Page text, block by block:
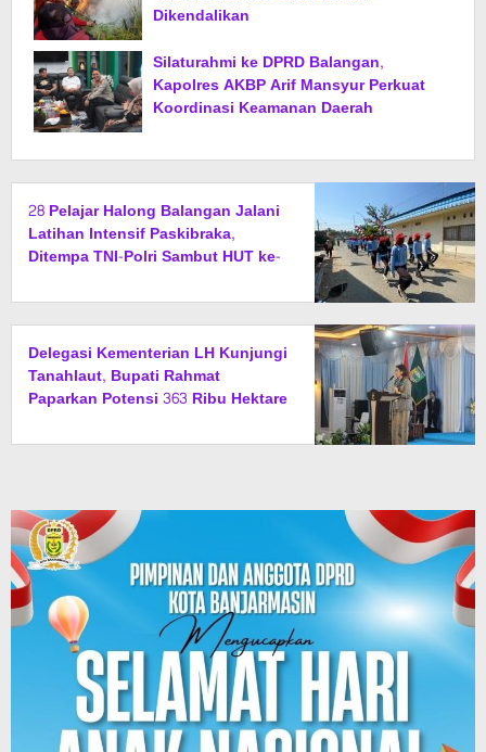
Dikendalikan
Silaturahmi ke DPRD Balangan,
Kapolres AKBP Arif Mansyur Perkuat
Koordinasi Keamanan Daerah
28 Pelajar Halong Balangan Jalani
Latihan Intensif Paskibraka,
Ditempa TNI-Polri Sambut HUT ke-
Delegasi Kementerian LH Kunjungi
Tanahlaut, Bupati Rahmat
Paparkan Potensi 363 Ribu Hektare